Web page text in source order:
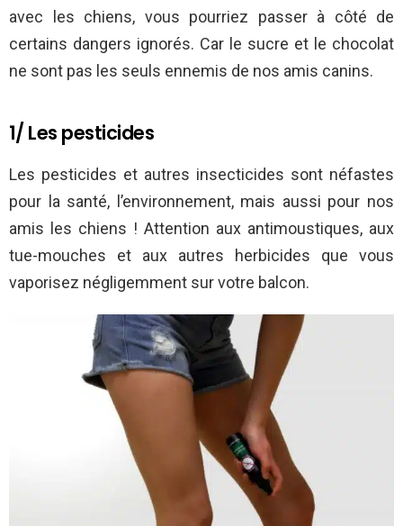
avec les chiens, vous pourriez passer à côté de
certains dangers ignorés. Car le sucre et le chocolat
ne sont pas les seuls ennemis de nos amis canins.
1/ Les pesticides
Les pesticides et autres insecticides sont néfastes
pour la santé, l’environnement, mais aussi pour nos
amis les chiens ! Attention aux antimoustiques, aux
tue-mouches et aux autres herbicides que vous
vaporisez négligemment sur votre balcon.